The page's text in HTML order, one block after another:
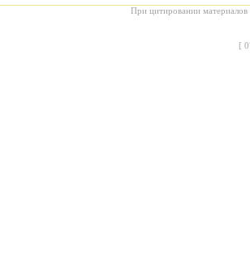
При цитировании материалов
[